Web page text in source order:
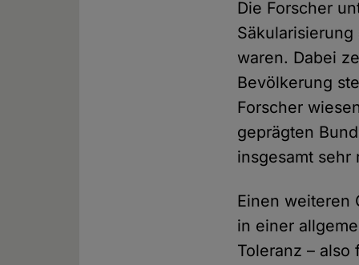
Die Forscher
waren. Dabei
Bevölkerung
Forscher
geprägten
insgesamt sehr
Einen weiteren
in einer
Toleranz – also